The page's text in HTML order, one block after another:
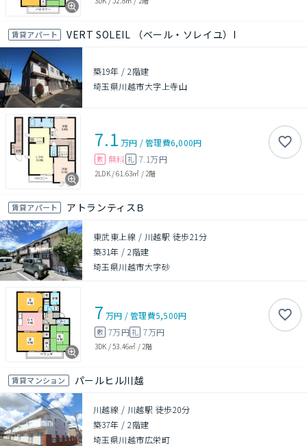
賃貸アパート VERT SOLEIL （ベール・ソレイユ）I
築19年 /2階建
埼玉県川越市大字上寺山
7.1 万円 /管理費6,000円
敷 無料 礼 7.1万円
2LDK/61.63㎡ / 2階
賃貸アパート アトランティスＢ
東武東上線 / 川越駅 徒歩21分
築31年 /2階建
埼玉県川越市大字砂
7 万円 /管理費5,500円
敷 7万円礼 7万円
3DK /53.46㎡ / 2階
賃貸マンション パールヒル川越
川越線 / 川越駅 徒歩20分
築37年 /2階建
埼玉県川越市広栄町